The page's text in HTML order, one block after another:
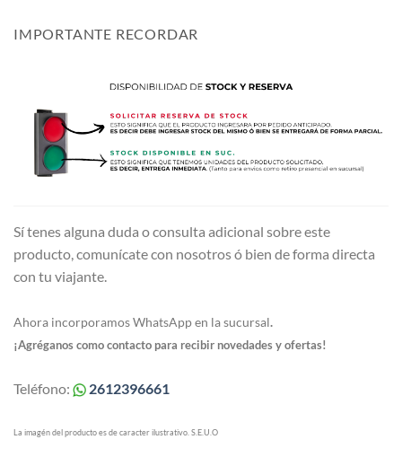
IMPORTANTE RECORDAR
Sí tenes alguna duda o consulta adicional sobre este
producto, comunícate con nosotros ó bien de forma directa
con tu viajante.
Ahora incorporamos WhatsApp en la sucursal.
¡Agréganos como contacto para recibir novedades y ofertas!
Teléfono: 2612396661
La imagén del producto es de caracter ilustrativo. S.E.U.O